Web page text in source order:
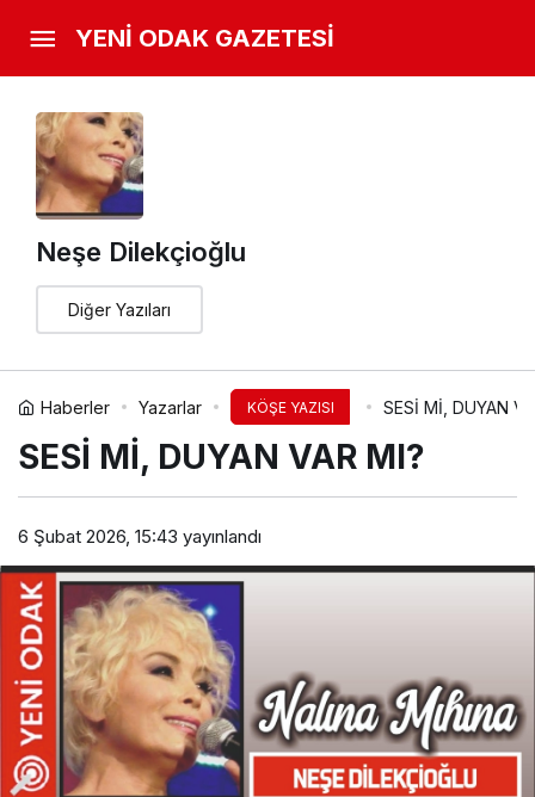
YENİ ODAK GAZETESİ
Neşe Dilekçioğlu
Diğer Yazıları
Haberler Yazarlar KÖŞE YAZISI SESİ Mİ, DUYAN
SESİ Mİ, DUYAN VAR MI?
6 Şubat 2026, 15:43 yayınlandı